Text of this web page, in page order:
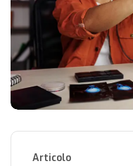
Articolo